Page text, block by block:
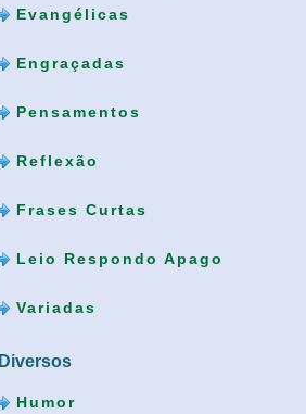
Evangélicas
Engraçadas
Pensamentos
Reflexão
Frases Curtas
Leio Respondo Apago
Variadas
Diversos
Humor